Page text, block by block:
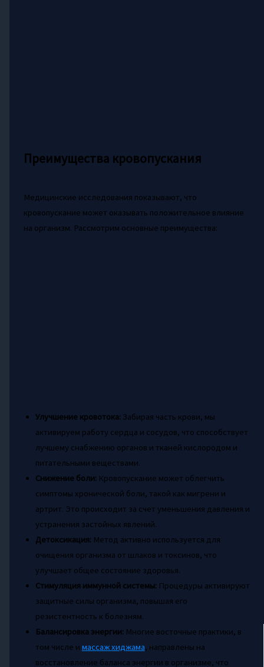
Преимущества кровопускания
Медицинские исследования показывают, что
кровопускание может оказывать положительное влияние
на организм. Рассмотрим основные преимущества:
Улучшение кровотока: Забирая часть крови, мы
активируем работу сердца и сосудов, что способствует
лучшему снабжению органов и тканей кислородом и
питательными веществами.
Снижение боли: Кровопускание может облегчить
симптомы хронической боли, такой как мигрени и
артрит. Это происходит за счет уменьшения давления и
устранения застойных явлений.
Детоксикация: Метод активно используется для
очищения организма от шлаков и токсинов, что
улучшает общее состояние здоровья.
Стимуляция иммунной системы: Процедуры активируют
защитные силы организма, повышая его
резистентность к болезням.
Балансировка энергии: Многие восточные практики, в
том числе и массаж хиджама, направлены на
восстановление баланса энергии в организме, что